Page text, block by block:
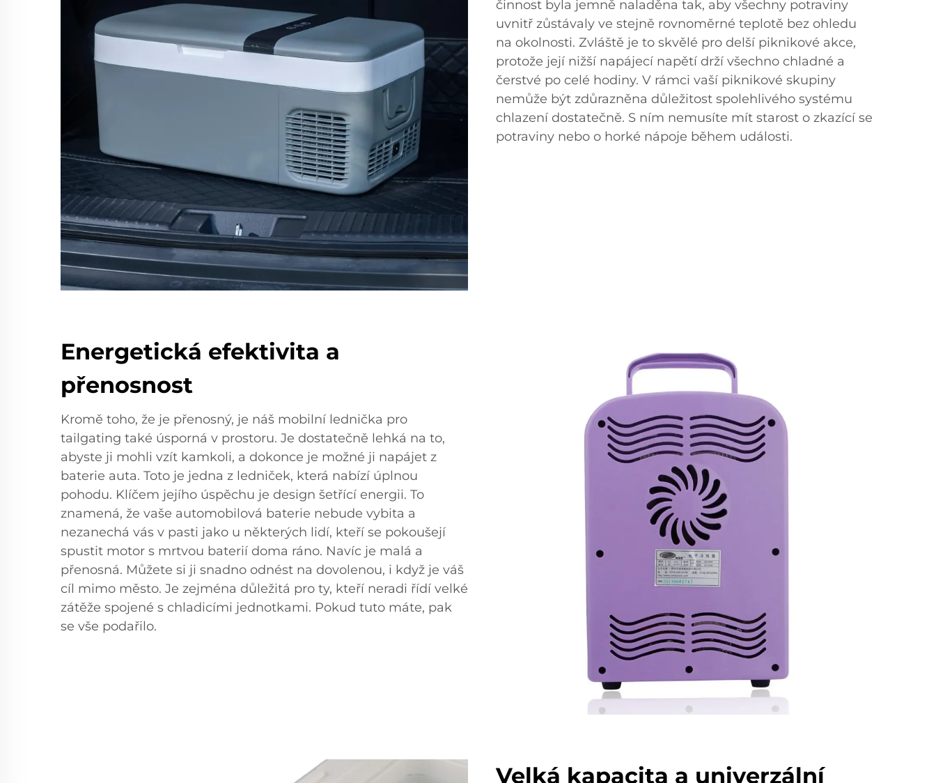
činnost byla jemně naladěna tak, aby všechny potraviny
uvnitř zůstávaly ve stejně rovnoměrné teplotě bez ohledu
na okolnosti. Zvláště je to skvělé pro delší piknikové akce,
protože její nižší napájecí napětí drží všechno chladné a
čerstvé po celé hodiny. V rámci vaší piknikové skupiny
nemůže být zdůrazněna důležitost spolehlivého systému
chlazení dostatečně. S ním nemusíte mít starost o zkazící se
potraviny nebo o horké nápoje během události.
Energetická efektivita a
přenosnost
Kromě toho, že je přenosný, je náš mobilní lednička pro
tailgating také úsporná v prostoru. Je dostatečně lehká na to,
abyste ji mohli vzít kamkoli, a dokonce je možné ji napájet z
baterie auta. Toto je jedna z ledniček, která nabízí úplnou
pohodu. Klíčem jejího úspěchu je design šetřící energii. To
znamená, že vaše automobilová baterie nebude vybita a
nezanechá vás v pasti jako u některých lidí, kteří se pokoušejí
spustit motor s mrtvou baterií doma ráno. Navíc je malá a
přenosná. Můžete si ji snadno odnést na dovolenou, i když je váš
cíl mimo město. Je zejména důležitá pro ty, kteří neradi řídí velké
zátěže spojené s chladicími jednotkami. Pokud tuto máte, pak
se vše podařilo.
Velká kapacita a univerzální